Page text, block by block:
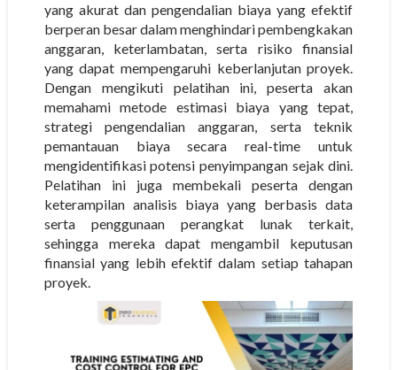
yang akurat dan pengendalian biaya yang efektif
berperan besar dalam menghindari pembengkakan
anggaran, keterlambatan, serta risiko finansial
yang dapat mempengaruhi keberlanjutan proyek.
Dengan mengikuti pelatihan ini, peserta akan
memahami metode estimasi biaya yang tepat,
strategi pengendalian anggaran, serta teknik
pemantauan biaya secara real-time untuk
mengidentifikasi potensi penyimpangan sejak dini.
Pelatihan ini juga membekali peserta dengan
keterampilan analisis biaya yang berbasis data
serta penggunaan perangkat lunak terkait,
sehingga mereka dapat mengambil keputusan
finansial yang lebih efektif dalam setiap tahapan
proyek.